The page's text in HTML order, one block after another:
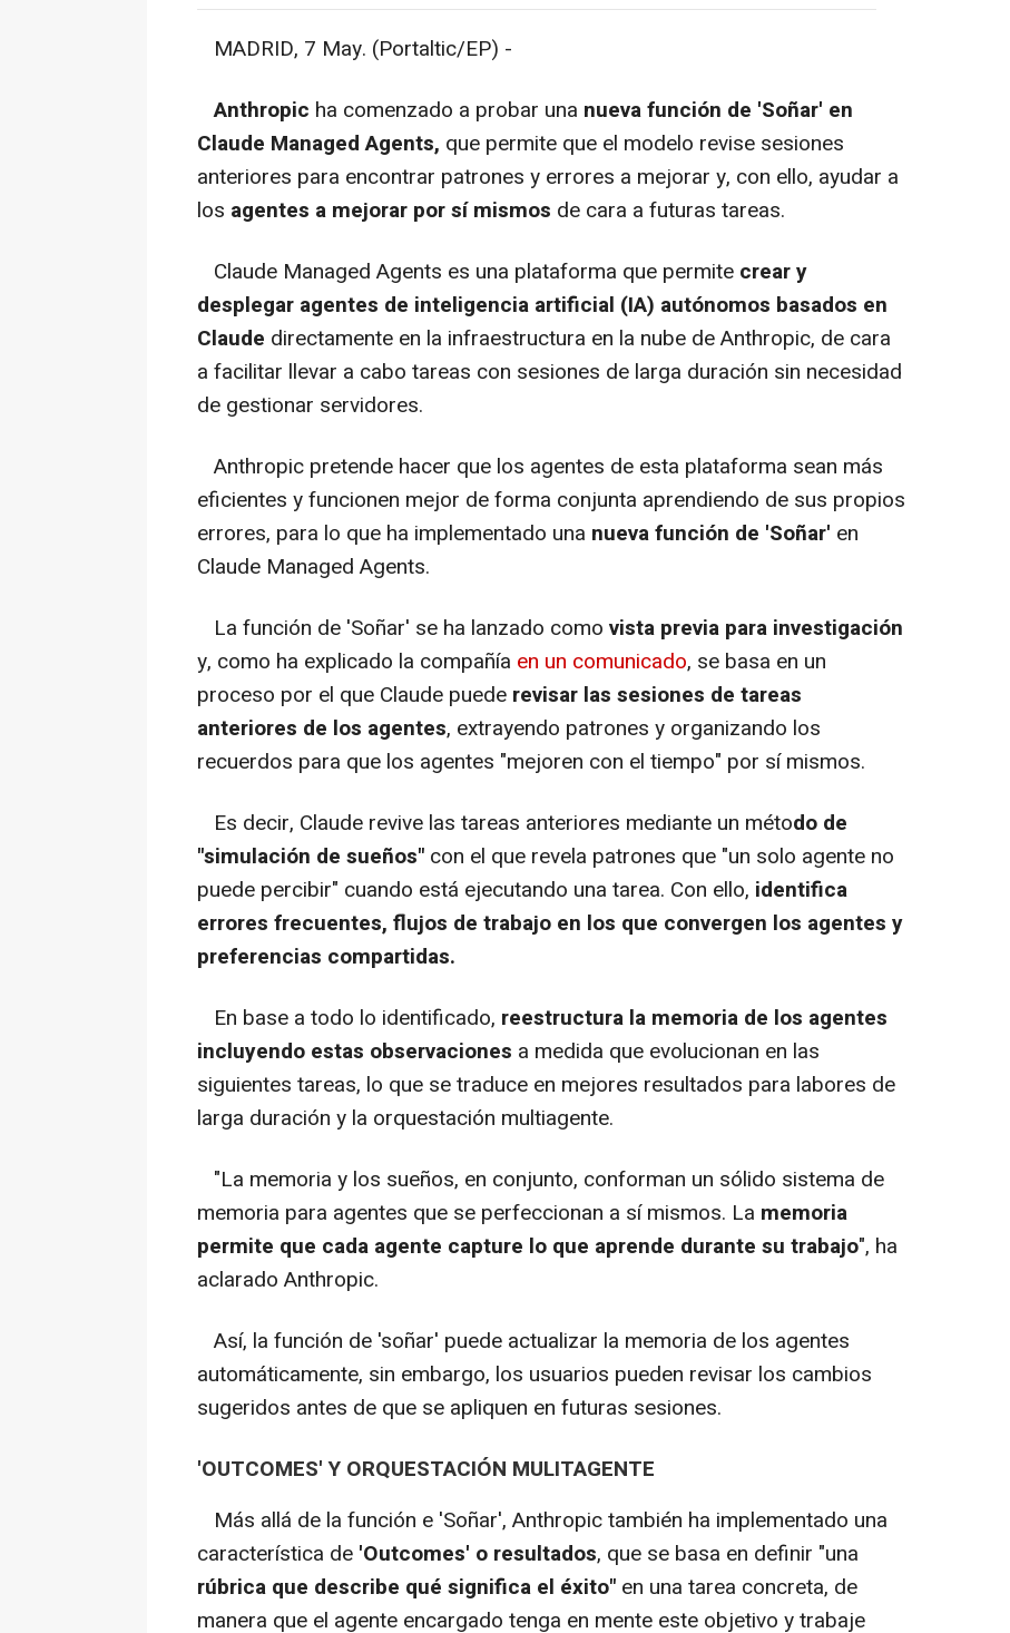
MADRID, 7 May. (Portaltic/EP) -
Anthropic ha comenzado a probar una nueva función de 'Soñar' en
Claude Managed Agents, que permite que el modelo revise sesiones
anteriores para encontrar patrones y errores a mejorar y, con ello, ayudar a
los agentes a mejorar por sí mismos de cara a futuras tareas.
Claude Managed Agents es una plataforma que permite crear y
desplegar agentes de inteligencia artificial (IA) autónomos basados en
Claude directamente en la infraestructura en la nube de Anthropic, de cara
a facilitar llevar a cabo tareas con sesiones de larga duración sin necesidad
de gestionar servidores.
Anthropic pretende hacer que los agentes de esta plataforma sean más
eficientes y funcionen mejor de forma conjunta aprendiendo de sus propios
errores, para lo que ha implementado una nueva función de 'Soñar' en
Claude Managed Agents.
La función de 'Soñar' se ha lanzado como vista previa para investigación
y, como ha explicado la compañía en un comunicado, se basa en un
proceso por el que Claude puede revisar las sesiones de tareas
anteriores de los agentes, extrayendo patrones y organizando los
recuerdos para que los agentes "mejoren con el tiempo" por sí mismos.
Es decir, Claude revive las tareas anteriores mediante un método de
"simulación de sueños" con el que revela patrones que "un solo agente no
puede percibir" cuando está ejecutando una tarea. Con ello, identifica
errores frecuentes, flujos de trabajo en los que convergen los agentes y
preferencias compartidas.
En base a todo lo identificado, reestructura la memoria de los agentes
incluyendo estas observaciones a medida que evolucionan en las
siguientes tareas, lo que se traduce en mejores resultados para labores de
larga duración y la orquestación multiagente.
"La memoria y los sueños, en conjunto, conforman un sólido sistema de
memoria para agentes que se perfeccionan a sí mismos. La memoria
permite que cada agente capture lo que aprende durante su trabajo", ha
aclarado Anthropic.
Así, la función de 'soñar' puede actualizar la memoria de los agentes
automáticamente, sin embargo, los usuarios pueden revisar los cambios
sugeridos antes de que se apliquen en futuras sesiones.
'OUTCOMES' Y ORQUESTACIÓN MULITAGENTE
Más allá de la función e 'Soñar', Anthropic también ha implementado una
característica de 'Outcomes' o resultados, que se basa en definir "una
rúbrica que describe qué significa el éxito" en una tarea concreta, de
manera que el agente encargado tenga en mente este objetivo y trabaje